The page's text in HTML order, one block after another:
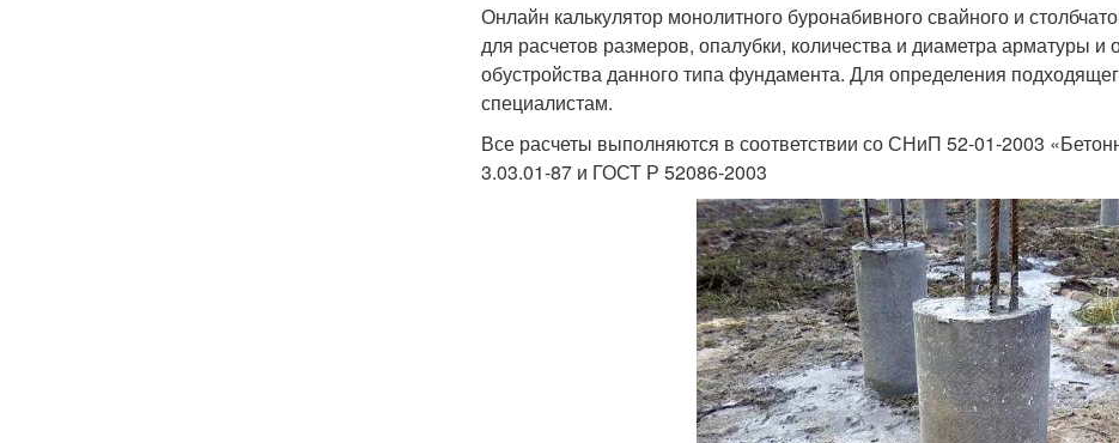
Онлайн калькулятор монолитного буронабивного свайного и
для расчетов размеров, опалубки, количества и диаметра арматуры и
обустройства данного типа фундамента. Для определения
специалистам.
Все расчеты выполняются в соответствии со СНиП 52-01-2003
3.03.01-87 и ГОСТ Р 52086-2003